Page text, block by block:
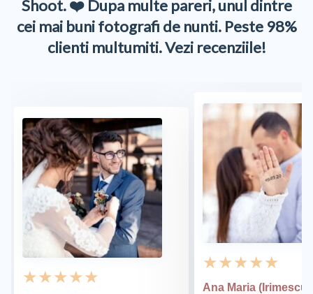
Shoot. ❤️ Dupa multe pareri, unul dintre
cei mai buni fotografi de nunti. Peste 98%
clienti multumiti. Vezi recenziile!
★ ★ ★ ★ ★
★ ★ ★ ★ ★
Ana Maria (Irimescu)